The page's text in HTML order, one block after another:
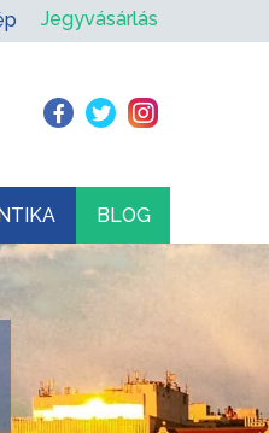
Jegyvásárlás
BLOG